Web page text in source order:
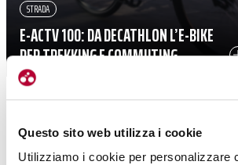
Questo sito web utilizza i cookie
Utilizziamo i cookie per personalizzare
STRADA
E-ACTV 100: DA DECATHLON L’E-BIKE
PER TREKKING E COMMUTING